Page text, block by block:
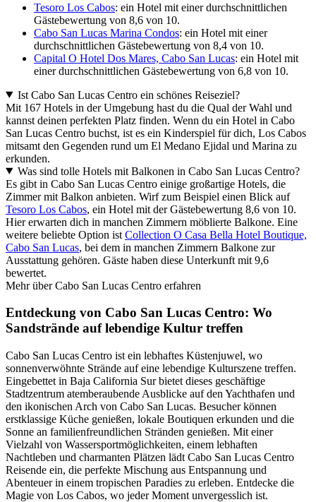
Tesoro Los Cabos: ein Hotel mit einer durchschnittlichen
Gästebewertung von 8,6 von 10.
Cabo San Lucas Marina Condos: ein Hotel mit einer
durchschnittlichen Gästebewertung von 8,4 von 10.
Capital O Hotel Dos Mares, Cabo San Lucas: ein Hotel mit
einer durchschnittlichen Gästebewertung von 6,8 von 10.
Ist Cabo San Lucas Centro ein schönes Reiseziel?
Mit 167 Hotels in der Umgebung hast du die Qual der Wahl und
kannst deinen perfekten Platz finden. Wenn du ein Hotel in Cabo
San Lucas Centro buchst, ist es ein Kinderspiel für dich, Los Cabos
mitsamt den Gegenden rund um El Medano Ejidal und Marina zu
erkunden.
Was sind tolle Hotels mit Balkonen in Cabo San Lucas Centro?
Es gibt in Cabo San Lucas Centro einige großartige Hotels, die
Zimmer mit Balkon anbieten. Wirf zum Beispiel einen Blick auf
Tesoro Los Cabos, ein Hotel mit der Gästebewertung 8,6 von 10.
Hier erwarten dich in manchen Zimmern möblierte Balkone. Eine
weitere beliebte Option ist Collection O Casa Bella Hotel Boutique,
Cabo San Lucas, bei dem in manchen Zimmern Balkone zur
Ausstattung gehören. Gäste haben diese Unterkunft mit 9,6
bewertet.
Mehr über Cabo San Lucas Centro erfahren
Entdeckung von Cabo San Lucas Centro: Wo
Sandstrände auf lebendige Kultur treffen
Cabo San Lucas Centro ist ein lebhaftes Küstenjuwel, wo
sonnenverwöhnte Strände auf eine lebendige Kulturszene treffen.
Eingebettet in Baja California Sur bietet dieses geschäftige
Stadtzentrum atemberaubende Ausblicke auf den Yachthafen und
den ikonischen Arch von Cabo San Lucas. Besucher können
erstklassige Küche genießen, lokale Boutiquen erkunden und die
Sonne an familienfreundlichen Stränden genießen. Mit einer
Vielzahl von Wassersportmöglichkeiten, einem lebhaften
Nachtleben und charmanten Plätzen lädt Cabo San Lucas Centro
Reisende ein, die perfekte Mischung aus Entspannung und
Abenteuer in einem tropischen Paradies zu erleben. Entdecke die
Magie von Los Cabos, wo jeder Moment unvergesslich ist.